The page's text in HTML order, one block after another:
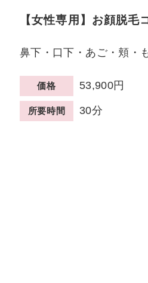
【女性専用】お顔脱毛
鼻下・口下・あご・頬・
価格 53,900円
所要時間 30分